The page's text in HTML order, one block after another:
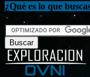
¿Qué es lo que